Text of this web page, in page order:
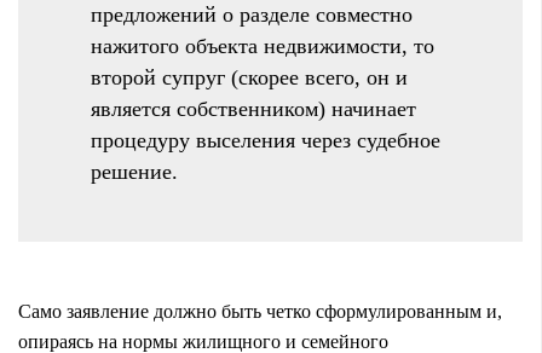
предложений о разделе совместно
нажитого объекта недвижимости, то
второй супруг (скорее всего, он и
является собственником) начинает
процедуру выселения через судебное
решение.
Само заявление должно быть четко сформулированным и,
опираясь на нормы жилищного и семейного